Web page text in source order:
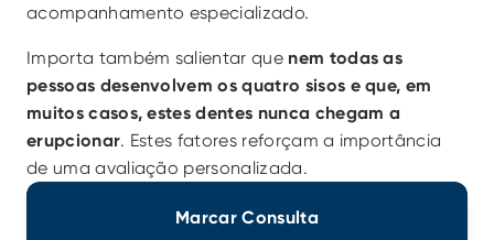
acompanhamento especializado.
Importa também salientar que nem todas as
pessoas desenvolvem os quatro sisos e que, em
muitos casos, estes dentes nunca chegam a
erupcionar. Estes fatores reforçam a importância
de uma avaliação personalizada.
Marcar Consulta